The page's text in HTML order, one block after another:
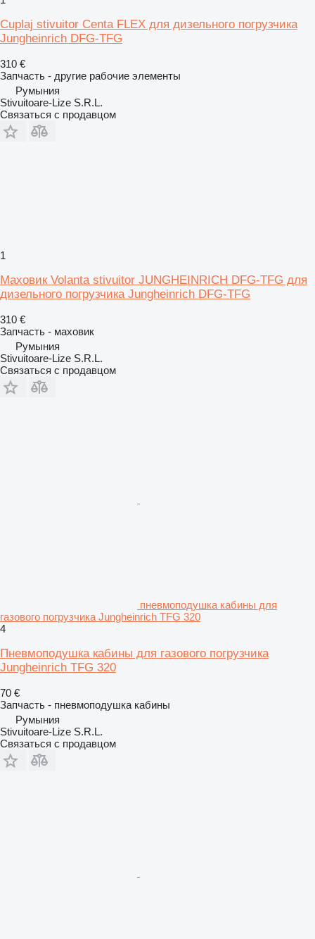
Cuplaj stivuitor Centa FLEX для дизельного погрузчика
Jungheinrich DFG-TFG
310 €
Запчасть - другие рабочие элементы
Румыния
Stivuitoare-Lize S.R.L.
Связаться с продавцом
1
Маховик Volanta stivuitor JUNGHEINRICH DFG-TFG для
дизельного погрузчика Jungheinrich DFG-TFG
310 €
Запчасть - маховик
Румыния
Stivuitoare-Lize S.R.L.
Связаться с продавцом
пневмоподушка кабины для
газового погрузчика Jungheinrich TFG 320
4
Пневмоподушка кабины для газового погрузчика
Jungheinrich TFG 320
70 €
Запчасть - пневмоподушка кабины
Румыния
Stivuitoare-Lize S.R.L.
Связаться с продавцом